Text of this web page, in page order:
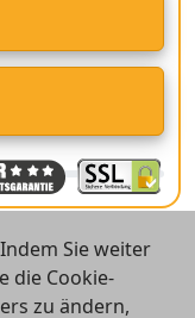
Sie weiter
die Cookie-
zu ändern,